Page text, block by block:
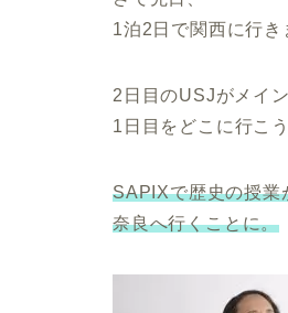
1泊2日で関西に行き
2日目のUSJがメイン
1日目をどこに行こ
SAPIXで歴史の授業
奈良へ行くことに。